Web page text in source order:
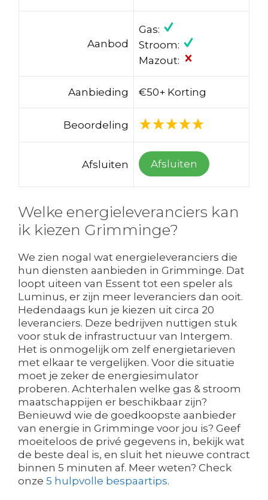
Aanbod
Gas:
Stroom:
Mazout:
Aanbieding €50+ Korting
Beoordeling
Afsluiten Afsluiten
Welke energieleveranciers kan
ik kiezen Grimminge?
We zien nogal wat energieleveranciers die
hun diensten aanbieden in Grimminge. Dat
loopt uiteen van Essent tot een speler als
Luminus, er zijn meer leveranciers dan ooit.
Hedendaags kun je kiezen uit circa 20
leveranciers. Deze bedrijven nuttigen stuk
voor stuk de infrastructuur van Intergem.
Het is onmogelijk om zelf energietarieven
met elkaar te vergelijken. Voor die situatie
moet je zeker de energiesimulator
proberen. Achterhalen welke gas & stroom
maatschappijen er beschikbaar zijn?
Benieuwd wie de goedkoopste aanbieder
van energie in Grimminge voor jou is? Geef
moeiteloos de privé gegevens in, bekijk wat
de beste deal is, en sluit het nieuwe contract
binnen 5 minuten af. Meer weten? Check
onze 5 hulpvolle bespaartips.